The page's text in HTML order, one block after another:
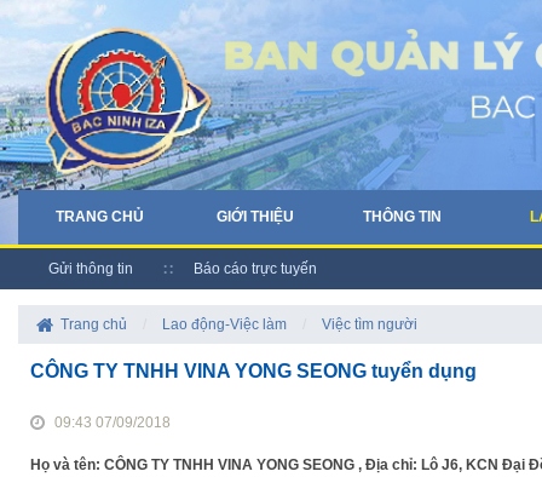
TRANG CHỦ GIỚI THIỆU THÔNG TIN
Gửi thông tin Báo cáo trực tuyến
Trang chủ Lao động-Việc làm Việc tìm người
CÔNG TY TNHH VINA YONG SEONG tuyển dụng
09:43 07/09/2018
Họ và tên: CÔNG TY TNHH VINA YONG SEONG , Địa chỉ: Lô J6, KCN